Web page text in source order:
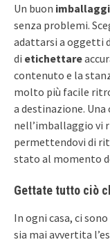
Un buon
senza problemi.
adattarsi a oggetti
di etichettare
contenuto e la
molto più facile
a destinazione.
nell’imballaggio vi
permettendovi di
stato al momento
Gettate tutto ciò
In ogni casa, ci
sia mai avvertita